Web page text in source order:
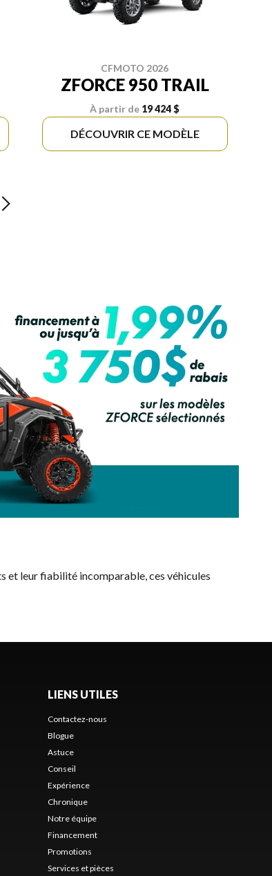
CFMOTO 2026
ZFORCE 950 TRAIL
À partir de 19 424 $
DÉCOUVRIR CE MODÈLE
et leur fiabilité incomparable, ces véhicules
LIENS UTILES
Contactez-nous
Blogue
Astuce
Conseil
Expérience
Chronique
Notre équipe
Financement
Promotions
Services et pièces